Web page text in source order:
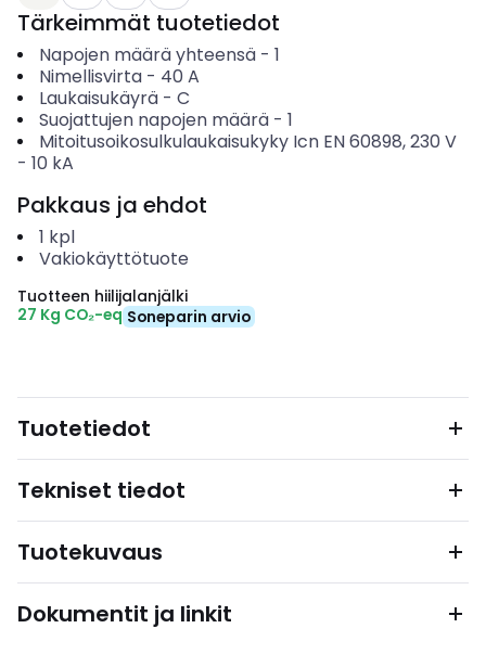
Tärkeimmät tuotetiedot
Napojen määrä yhteensä- 1
Nimellisvirta- 40 A
Laukaisukäyrä- C
Suojattujen napojen määrä- 1
Mitoitusoikosulkulaukaisukyky Icn EN 60898, 230 V
- 10 kA
Pakkaus ja ehdot
1 kpl
Vakiokäyttötuote
Tuotteen hiilijalanjälki
27 Kg CO₂-eq Soneparin arvio
Tuotetiedot
Tekniset tiedot
Tuotekuvaus
Dokumentit ja linkit